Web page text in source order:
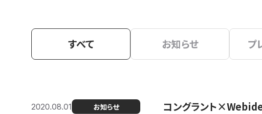
すべて お知らせ プ
2020.08.01 お知らせ コングラント